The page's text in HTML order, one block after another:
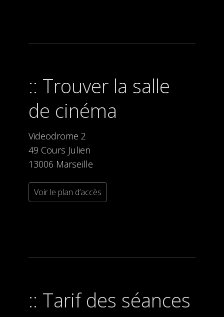
Trouver la salle
de cinéma
Videodrome 2
49 Cours Julien
13006 Marseille
Voir le plan d’accès
Tarif des séances